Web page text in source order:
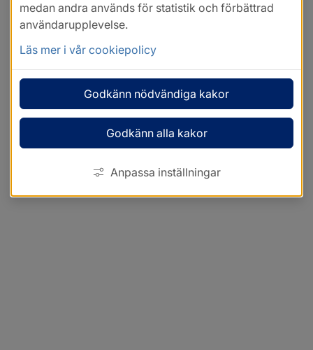
medan andra används för statistik och förbättrad
användarupplevelse.
Läs mer i vår cookiepolicy
Godkänn nödvändiga kakor
Godkänn alla kakor
Anpassa inställningar